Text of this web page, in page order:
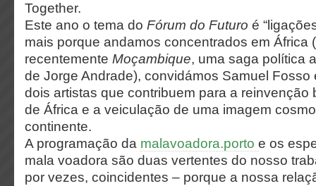
Together.
Este ano o tema do Fórum do Futuro é
mais porque andamos concentrados em África
recentemente Moçambique, uma saga política
de Jorge Andrade), convidámos Samuel Fosso
dois artistas que contribuem para a reinvenção
de África e a veiculação de uma imagem
continente.
A​ ​programação​ ​da​ ​malavoadora.porto​ ​ e​ ​os​
​mala​ ​voadora​ ​são duas​ ​vertentes​ ​do​ ​nosso​
por​ ​vezes,​ ​coincidentes​ ​– porque​ ​a​ ​nossa